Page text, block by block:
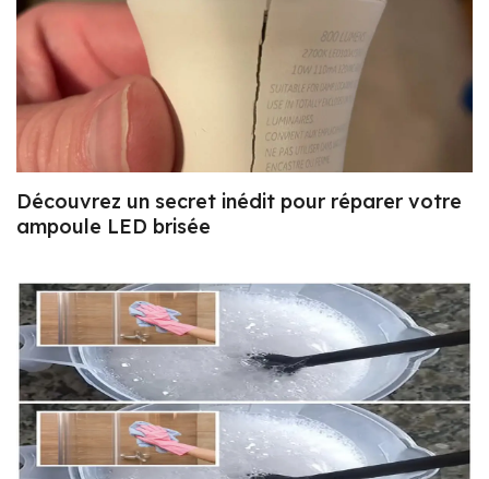
Découvrez un secret inédit pour réparer votre
ampoule LED brisée